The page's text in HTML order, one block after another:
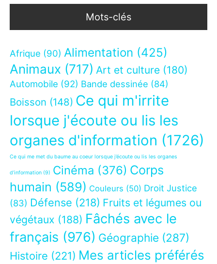
Mots-clés
Afrique (90) Alimentation (425)
Animaux (717) Art et culture (180)
Automobile (92) Bande dessinée (84)
Boisson (148) Ce qui m'irrite
lorsque j'écoute ou lis les
organes d'information (1726)
Ce qui me met du baume au coeur lorsque j’écoute ou lis les organes
d’information (9) Cinéma (376) Corps
humain (589) Couleurs (50) Droit Justice
(83) Défense (218) Fruits et légumes ou
végétaux (188) Fâchés avec le
français (976) Géographie (287)
Histoire (221) Mes articles préférés